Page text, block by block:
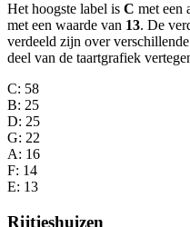
Het hoogste label is C met een
met een waarde van 13. De
verdeeld zijn over
deel van de taartgrafiek
C: 58
B: 25
D: 25
G: 22
A: 16
F: 14
E: 13
Rijtjeshuizen